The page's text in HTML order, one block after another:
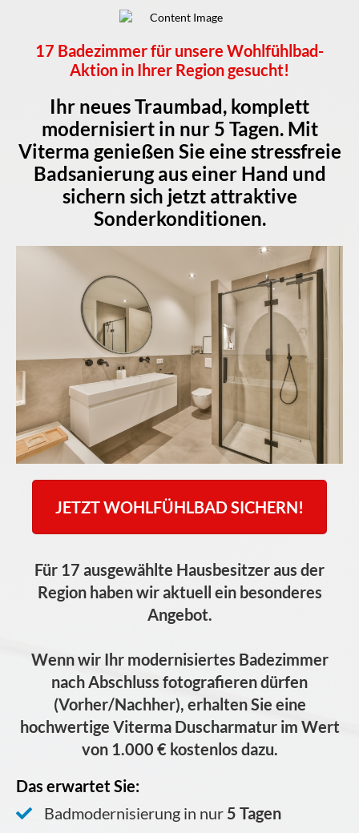
17 Badezimmer für unsere Wohlfühlbad-
Aktion in Ihrer Region gesucht!
Ihr neues Traumbad, komplett
modernisiert in nur 5 Tagen. Mit
Viterma genießen Sie eine stressfreie
Badsanierung aus einer Hand und
sichern sich jetzt attraktive
Sonderkonditionen.
JETZT WOHLFÜHLBAD SICHERN!
Für 17 ausgewählte Hausbesitzer aus der
Region haben wir aktuell ein besonderes
Angebot.
Wenn wir Ihr modernisiertes Badezimmer
nach Abschluss fotografieren dürfen
(Vorher/Nachher), erhalten Sie eine
hochwertige Viterma Duscharmatur im Wert
von 1.000 € kostenlos dazu.
Das erwartet Sie:
Badmodernisierung in nur 5 Tagen